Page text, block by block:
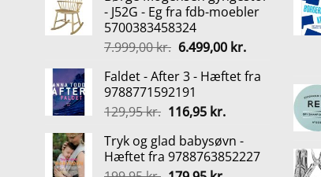
- J52G - Eg fra fdb-moebler
5700383458324
7.999,00kr. Den
pris
var:
7.999,00 kr..
6.499,00 kr.Den
pris
6.499,00 kr..
Faldet - After 3 - Hæftet fra
9788771592191
129,95kr. Den
pris
var:
116,95 kr.Den
pris
er:
Tryk og glad babysøvn -
Hæftet fra 9788763852227